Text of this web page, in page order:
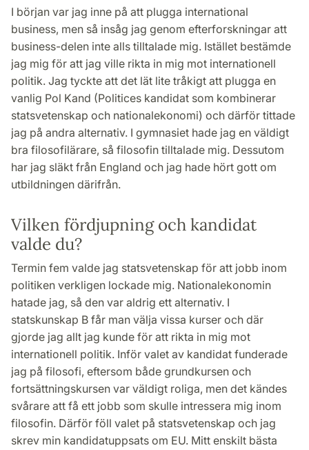
I början var jag inne på att plugga international
business, men så insåg jag genom efterforskningar att
business-delen inte alls tilltalade mig. Istället bestämde
jag mig för att jag ville rikta in mig mot internationell
politik. Jag tyckte att det lät lite tråkigt att plugga en
vanlig Pol Kand (Politices kandidat som kombinerar
statsvetenskap och nationalekonomi) och därför tittade
jag på andra alternativ. I gymnasiet hade jag en väldigt
bra filosofilärare, så filosofin tilltalade mig. Dessutom
har jag släkt från England och jag hade hört gott om
utbildningen därifrån.
Vilken fördjupning och kandidat
valde du?
Termin fem valde jag statsvetenskap för att jobb inom
politiken verkligen lockade mig. Nationalekonomin
hatade jag, så den var aldrig ett alternativ. I
statskunskap B får man välja vissa kurser och där
gjorde jag allt jag kunde för att rikta in mig mot
internationell politik. Inför valet av kandidat funderade
jag på filosofi, eftersom både grundkursen och
fortsättningskursen var väldigt roliga, men det kändes
svårare att få ett jobb som skulle intressera mig inom
filosofin. Därför föll valet på statsvetenskap och jag
skrev min kandidatuppsats om EU. Mitt enskilt bästa